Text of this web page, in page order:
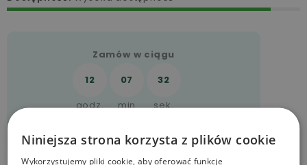
Zamów w ciągu
12
07
32
godz.
min sek.
Niniejsza strona korzysta z plików cookie
Wykorzystujemy pliki cookie, aby oferować funkcje